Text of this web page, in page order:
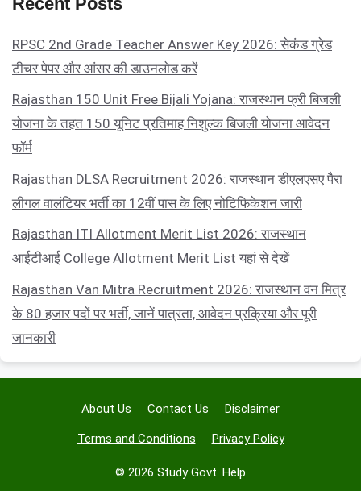
RPSC 2nd Grade Teacher Answer Key 2026: सेकंड ग्रेड
टीचर पेपर और आंसर की डाउनलोड करें
Rajasthan 150 Unit Free Bijali Yojana: राजस्थान फ्री बिजली
योजना के तहत 150 यूनिट प्रतिमाह निशुल्क बिजली योजना आवेदन
फॉर्म
Rajasthan DLSA Recruitment 2026: राजस्थान डीएलएसए पैरा
लीगल वालंटियर भर्ती का 12वीं पास के लिए नोटिफिकेशन जारी
Rajasthan ITI Allotment Merit List 2026: राजस्थान
आईटीआई College Allotment Merit List यहां से देखें
Rajasthan Van Mitra Recruitment 2026: राजस्थान वन मित्र
के 80 हजार पदों पर भर्ती, जानें पात्रता, आवेदन प्रक्रिया और पूरी
जानकारी
About Us Contact Us Disclaimer
Terms and Conditions Privacy Policy
© 2026 Study Govt. Help